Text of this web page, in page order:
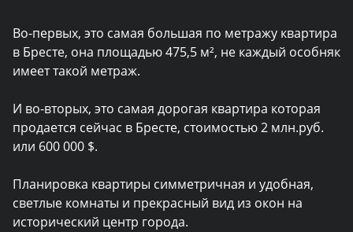
Во-первых, это самая большая по метражу квартира
в Бресте, она площадью 475,5 м², не каждый особняк
имеет такой метраж.
И во-вторых, это самая дорогая квартира которая
продается сейчас в Бресте, стоимостью 2 млн.руб.
или 600 000 $.
Планировка квартиры симметричная и удобная,
светлые комнаты и прекрасный вид из окон на
исторический центр города.